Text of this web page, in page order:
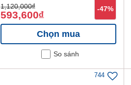
1,120,000đ
593,600đ
-47%
Chọn mua
So sánh
744